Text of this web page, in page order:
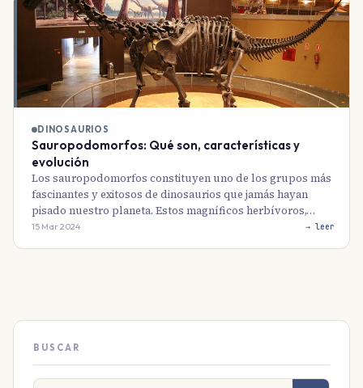
DINOSAURIOS
Sauropodomorfos: Qué son, características y
evolución
Los sauropodomorfos constituyen uno de los grupos más
fascinantes y exitosos de dinosaurios que jamás hayan
pisado nuestro planeta. Estos magníficos herbívoros,…
15 Mar 2024 → leer
BUSCAR